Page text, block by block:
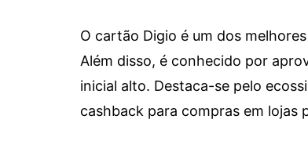
O cartão Digio é um dos
Além disso, é conhecido por
inicial alto. Destaca-se pelo
cashback para compras em lojas